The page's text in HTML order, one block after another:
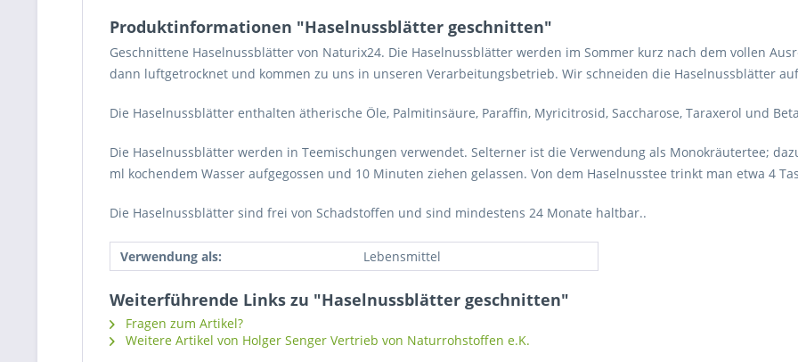
Produktinformationen "Haselnussblätter geschnitten"
Geschnittene Haselnussblätter von Naturix24. Die Haselnussblätter werden im Sommer kurz nach dem vollen
dann luftgetrocknet und kommen zu uns in unseren Verarbeitungsbetrieb. Wir schneiden die Haselnussblätter
Die Haselnussblätter enthalten ätherische Öle, Palmitinsäure, Paraffin, Myricitrosid, Saccharose, Taraxerol und
Die Haselnussblätter werden in Teemischungen verwendet. Selterner ist die Verwendung als Monokräutertee;
ml kochendem Wasser aufgegossen und 10 Minuten ziehen gelassen. Von dem Haselnusstee trinkt man etwa 4
Die Haselnussblätter sind frei von Schadstoffen und sind mindestens 24 Monate haltbar..
Verwendung als: Lebensmittel
Weiterführende Links zu "Haselnussblätter geschnitten"
Fragen zum Artikel?
Weitere Artikel von Holger Senger Vertrieb von Naturrohstoffen e.K.